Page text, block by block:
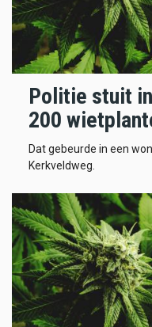
Politie stuit
200
Dat gebeurde in een
Kerkveldweg.